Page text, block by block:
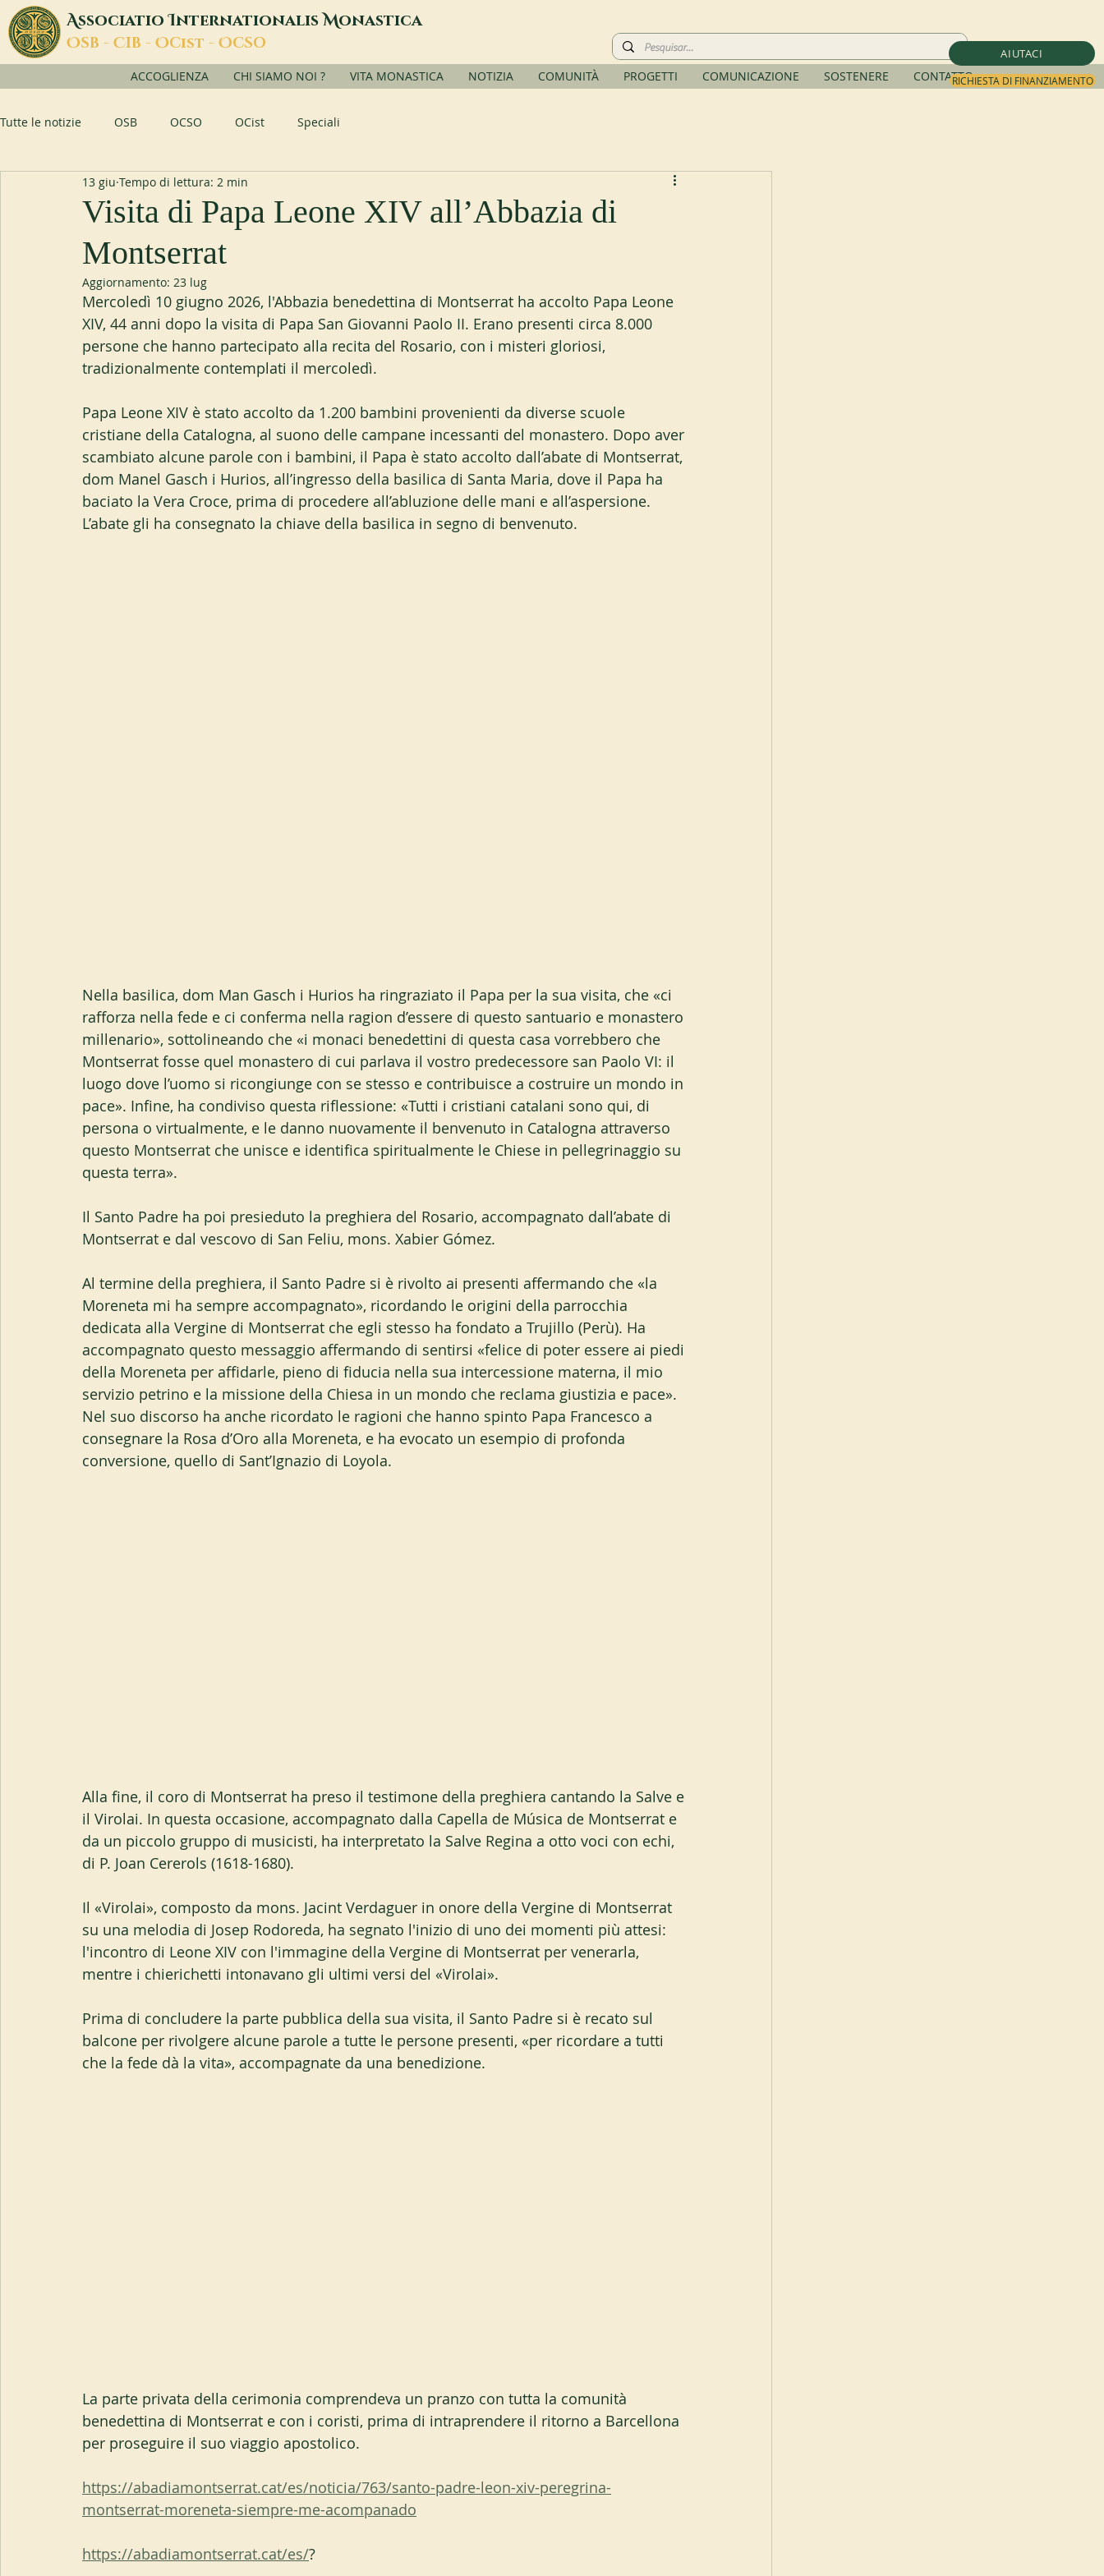
AIUTACI
RICHIESTA DI FINANZIAMENTO
AssociatioInternationalisMonastica
OSB - CIB - OCist - OCSO
ACCOGLIENZA CHI SIAMO NOI ? VITA MONASTICA NOTIZIA COMUNITÀ PROGETTI COMUNICAZIONE SOSTENERE CONTATTO
Tutte le notizie OSB OCSO OCist Speciali
Visita di Papa Leone XIV all’Abbazia di
Montserrat
13 giu Tempo di lettura: 2 min
Aggiornamento: 23 lug
Mercoledì 10 giugno 2026, l'Abbazia benedettina di Montserrat ha accolto Papa Leone
XIV, 44 anni dopo la visita di Papa San Giovanni Paolo II. Erano presenti circa 8.000
persone che hanno partecipato alla recita del Rosario, con i misteri gloriosi,
tradizionalmente contemplati il mercoledì.
Papa Leone XIV è stato accolto da 1.200 bambini provenienti da diverse scuole
cristiane della Catalogna, al suono delle campane incessanti del monastero. Dopo aver
scambiato alcune parole con i bambini, il Papa è stato accolto dall’abate di Montserrat,
dom Manel Gasch i Hurios, all’ingresso della basilica di Santa Maria, dove il Papa ha
baciato la Vera Croce, prima di procedere all’abluzione delle mani e all’aspersione.
L’abate gli ha consegnato la chiave della basilica in segno di benvenuto.
Nella basilica, dom Man Gasch i Hurios ha ringraziato il Papa per la sua visita, che «ci
rafforza nella fede e ci conferma nella ragion d’essere di questo santuario e monastero
millenario», sottolineando che «i monaci benedettini di questa casa vorrebbero che
Montserrat fosse quel monastero di cui parlava il vostro predecessore san Paolo VI: il
luogo dove l’uomo si ricongiunge con se stesso e contribuisce a costruire un mondo in
pace». Infine, ha condiviso questa riflessione: «Tutti i cristiani catalani sono qui, di
persona o virtualmente, e le danno nuovamente il benvenuto in Catalogna attraverso
questo Montserrat che unisce e identifica spiritualmente le Chiese in pellegrinaggio su
questa terra».
Il Santo Padre ha poi presieduto la preghiera del Rosario, accompagnato dall’abate di
Montserrat e dal vescovo di San Feliu, mons. Xabier Gómez.
Al termine della preghiera, il Santo Padre si è rivolto ai presenti affermando che «la
Moreneta mi ha sempre accompagnato», ricordando le origini della parrocchia
dedicata alla Vergine di Montserrat che egli stesso ha fondato a Trujillo (Perù). Ha
accompagnato questo messaggio affermando di sentirsi «felice di poter essere ai piedi
della Moreneta per affidarle, pieno di fiducia nella sua intercessione materna, il mio
servizio petrino e la missione della Chiesa in un mondo che reclama giustizia e pace».
Nel suo discorso ha anche ricordato le ragioni che hanno spinto Papa Francesco a
consegnare la Rosa d’Oro alla Moreneta, e ha evocato un esempio di profonda
conversione, quello di Sant’Ignazio di Loyola.
Alla fine, il coro di Montserrat ha preso il testimone della preghiera cantando la Salve e
il Virolai. In questa occasione, accompagnato dalla Capella de Música de Montserrat e
da un piccolo gruppo di musicisti, ha interpretato la Salve Regina a otto voci con echi,
di P. Joan Cererols (1618-1680).
Il «Virolai», composto da mons. Jacint Verdaguer in onore della Vergine di Montserrat
su una melodia di Josep Rodoreda, ha segnato l'inizio di uno dei momenti più attesi:
l'incontro di Leone XIV con l'immagine della Vergine di Montserrat per venerarla,
mentre i chierichetti intonavano gli ultimi versi del «Virolai».
Prima di concludere la parte pubblica della sua visita, il Santo Padre si è recato sul
balcone per rivolgere alcune parole a tutte le persone presenti, «per ricordare a tutti
che la fede dà la vita», accompagnate da una benedizione.
La parte privata della cerimonia comprendeva un pranzo con tutta la comunità
benedettina di Montserrat e con i coristi, prima di intraprendere il ritorno a Barcellona
per proseguire il suo viaggio apostolico.
https://abadiamontserrat.cat/es/noticia/763/santo-padre-leon-xiv-peregrina-
montserrat-moreneta-siempre-me-acompanado
https://abadiamontserrat.cat/es/?